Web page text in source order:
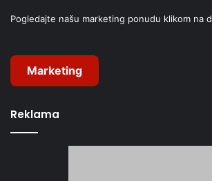
Pogledajte našu marketing ponudu klikom na
Marketing
Reklama